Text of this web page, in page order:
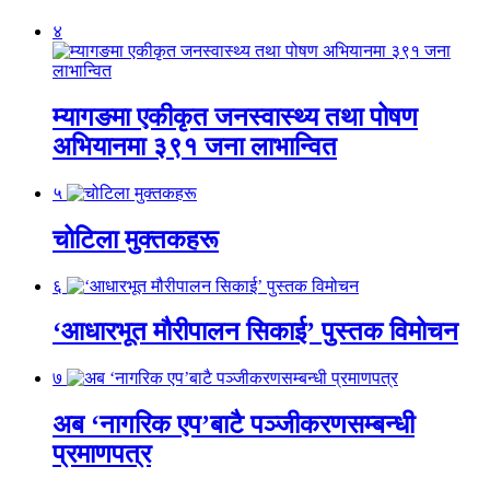
४
म्यागङमा एकीकृत जनस्वास्थ्य तथा पोषण
अभियानमा ३९१ जना लाभान्वित
५
चोटिला मुक्तकहरू
६
‘आधारभूत मौरीपालन सिकाई’ पुस्तक विमोचन
७
अब ‘नागरिक एप’बाटै पञ्जीकरणसम्बन्धी
प्रमाणपत्र